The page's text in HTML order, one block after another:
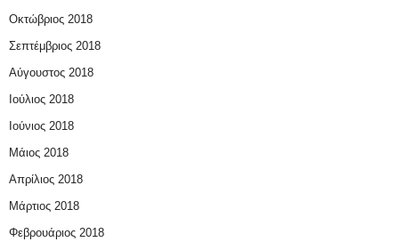
Οκτώβριος 2018
Σεπτέμβριος 2018
Αύγουστος 2018
Ιούλιος 2018
Ιούνιος 2018
Μάιος 2018
Απρίλιος 2018
Μάρτιος 2018
Φεβρουάριος 2018